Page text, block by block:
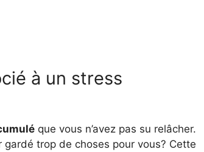
à un stress
que vous n’avez pas su relâcher.
trop de choses pour vous? Cette